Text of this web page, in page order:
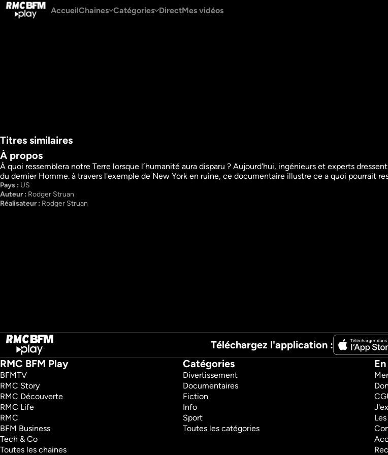
AccueilChaines Catégories DirectMes vidéos
Titres similaires
Météo alerte
Sciences et technologies
Documentaires
La science des forces
Les 10 catastrophes
À propos
À quoi ressemblera notre Terre lorsque l´humanité aura disparu ? Aujourd'hui, ingénieurs et experts
du dernier Homme. à travers l'exemple de New York en ruine, ce documentaire illustre ce a quoi pourrait
Pays : US
Auteur : Rodger Struan
Réalisateur : Rodger Struan
Téléchargez l'application :
RMC BFM Play
BFMTV
RMC Story
RMC Découverte
RMC Life
RMC
BFM Business
Tech & Co
Toutes les chaines
Catégories
Divertissement
Documentaires
Fiction
Info
Sport
Toutes les catégories